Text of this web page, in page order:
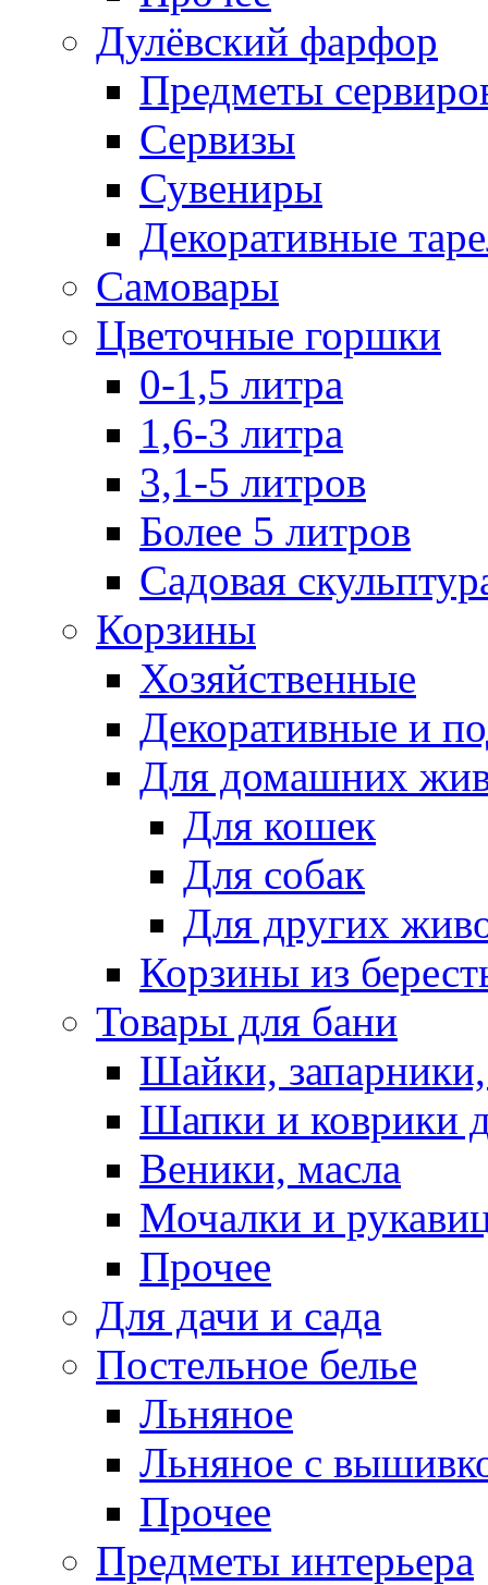
Дулёвский фарфор
Предметы
Сервизы
Сувениры
Декоративные
Самовары
Цветочные горшки
0-1,5 литра
1,6-3 литра
3,1-5 литров
Более 5 литров
Садовая
Корзины
Хозяйственные
Декоративные и
Для домашних
Для кошек
Для собак
Для других
Корзины из
Товары для бани
Шайки,
Шапки и коврики
Веники, масла
Мочалки и
Прочее
Для дачи и сада
Постельное белье
Льняное
Льняное с
Прочее
Предметы интерьера